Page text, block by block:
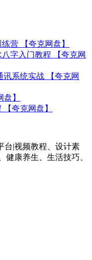
营 【夸克网盘】
字入门教程 【夸克网
系统实战 【夸克网
】
夸克网盘】
台|视频教程、设计素
健康养生、生活技巧、